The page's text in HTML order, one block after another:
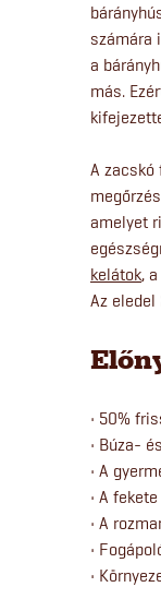
számára
a
más.
A zacskó
amelyet
kelátok,
Az eledel
• 50%
• Búza-
• A
• A
• A
•
•